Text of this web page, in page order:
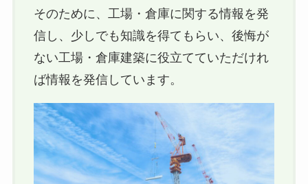
そのために、工場・倉庫に関する情報を発
信し、少しでも知識を得てもらい、後悔が
ない工場・倉庫建築に役立てていただけれ
ば情報を発信しています。